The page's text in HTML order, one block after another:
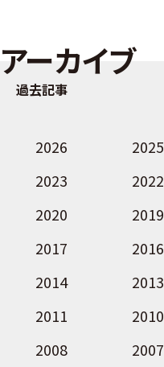
アーカイブ
過去記事
2026 2025
2023
2022
2020
2019
2017
2016
2014
2013
2011
2010
2008
2007